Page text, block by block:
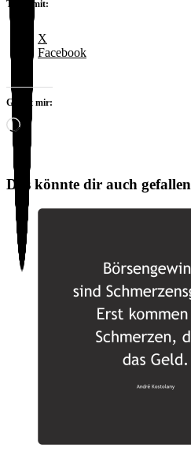
Teilen mit:
X
Facebook
Gefällt mir:
Wird
Das könnte dir auch gefallen